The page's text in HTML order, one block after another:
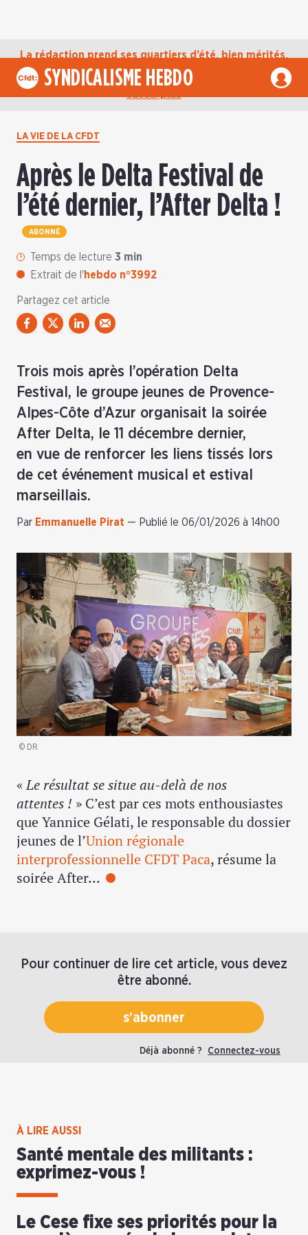
La rédaction prend ses quartiers d’été, bien mérités,
jusqu’au mardi 1er septembre. D’ici là, retrouvez
l’actualité de la CFDT sur notre compte Bluesky. En
SYNDICALISME HEBDO
LA VIE DE LA CFDT
Après le Delta Festival de
l’été dernier, l’After Delta !
ABONNÉ
Temps de lecture 3 min
Extrait de l'hebdo n°3992
Partagez cet article
Trois mois après l’opération Delta
Festival, le groupe jeunes de Provence-
Alpes-Côte d’Azur organisait la soirée
After Delta, le 11 décembre dernier,
en vue de renforcer les liens tissés lors
de cet événement musical et estival
marseillais.
Par Emmanuelle Pirat — Publié le 06/01/2026 à 14h00
© DR
«Le résultat se situe au-delà de nos
attentes ! » C’est par ces mots enthousiastes
que Yannice Gélati, le responsable du dossier
jeunes de l’Union régionale
interprofessionnelle CFDT Paca, résume la
soirée After…
Pour continuer de lire cet article, vous devez
être abonné.
s'abonner
Déjà abonné ? Connectez-vous
À LIRE AUSSI
Santé mentale des militants :
exprimez-vous !
Le Cese fixe ses priorités pour la